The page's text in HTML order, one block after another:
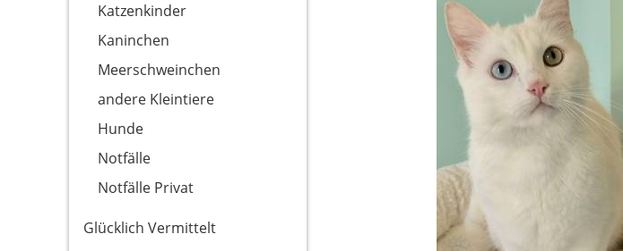
Katzenkinder
Kaninchen
Meerschweinchen
andere Kleintiere
Hunde
Notfälle
Notfälle Privat
Glücklich Vermittelt